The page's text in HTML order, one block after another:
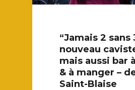
“Jamais 2 sans
nouveau
mais aussi bar
& à manger –
Saint-Blaise